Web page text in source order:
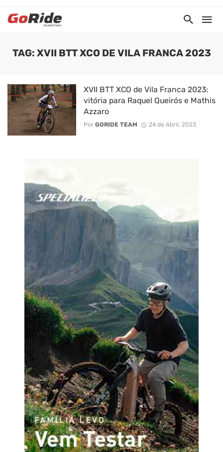
TAG: XVII BTT XCO DE VILA FRANCA 2023
XVII BTT XCO de Vila Franca 2023:
vitória para Raquel Queirós e Mathis
Azzaro
Por GORIDE TEAM 24 de Abril, 2023